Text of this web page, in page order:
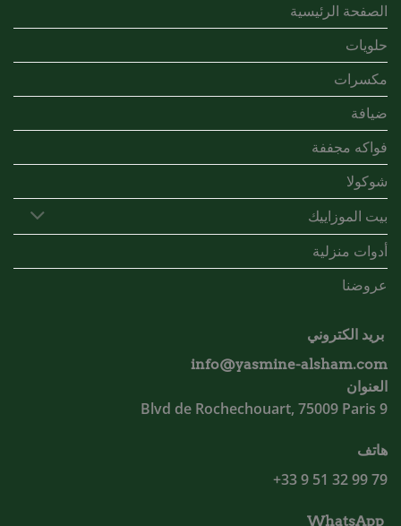
الصفحة الرئيسية
حلويات
مكسرات
ضيافة
فواكه مجففة
شوكولا
بيت الموزاييك
أدوات منزلية
عروضنا
بريد الكتروني
info@yasmine-alsham.com
العنوان
9 Blvd de Rochechouart, 75009 Paris
هاتف
79 99 32 51 9 33+